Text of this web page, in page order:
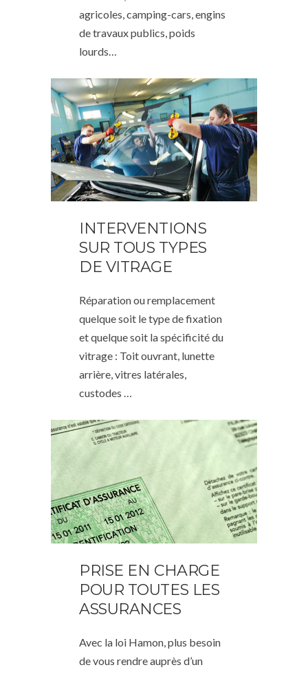
agricoles, camping-cars, engins
de travaux publics, poids
lourds…
INTERVENTIONS
SUR TOUS TYPES
DE VITRAGE
Réparation ou remplacement
quelque soit le type de fixation
et quelque soit la spécificité du
vitrage : Toit ouvrant, lunette
arrière, vitres latérales,
custodes …
PRISE EN CHARGE
POUR TOUTES LES
ASSURANCES
Avec la loi Hamon, plus besoin
de vous rendre auprès d’un